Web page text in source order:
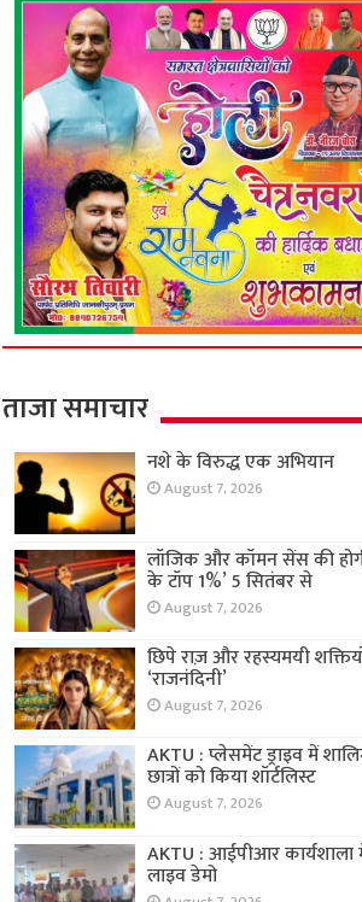
ताजा समाचार
नशे के विरुद्ध एक अभियान
August 7, 2026
लॉजिक और कॉमन सेंस की होगी
के टॉप 1%’ 5 सितंबर से
August 7, 2026
छिपे राज़ और रहस्यमयी
‘राजनंदिनी’
August 7, 2026
AKTU : प्लेसमेंट ड्राइव में
छात्रों को किया शॉर्टलिस्ट
August 7, 2026
AKTU : आईपीआर
लाइव डेमो